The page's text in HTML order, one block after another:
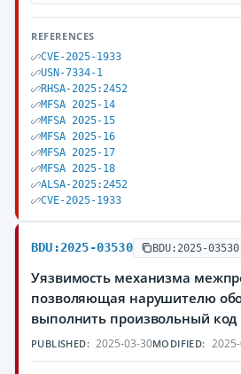
REFERENCES
CVE-2025-1933
USN-7334-1
RHSA-2025:2452
MFSA 2025-14
MFSA 2025-15
MFSA 2025-16
MFSA 2025-17
MFSA 2025-18
ALSA-2025:2452
CVE-2025-1933
BDU:2025-03530 BDU:2025-03530
Уязвимость механизма
позволяющая нарушителю
выполнить произвольный код
PUBLISHED: 2025-03-30MODIFIED: